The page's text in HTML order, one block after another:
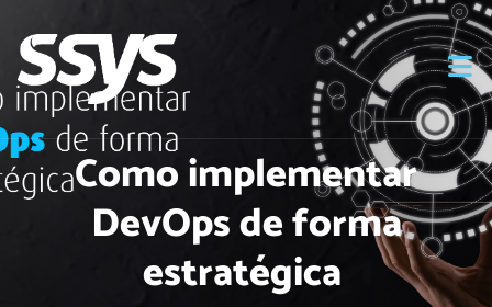
Como implementar
DevOps de forma
estratégica